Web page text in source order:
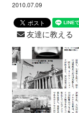
2010.07.09
友達に教える